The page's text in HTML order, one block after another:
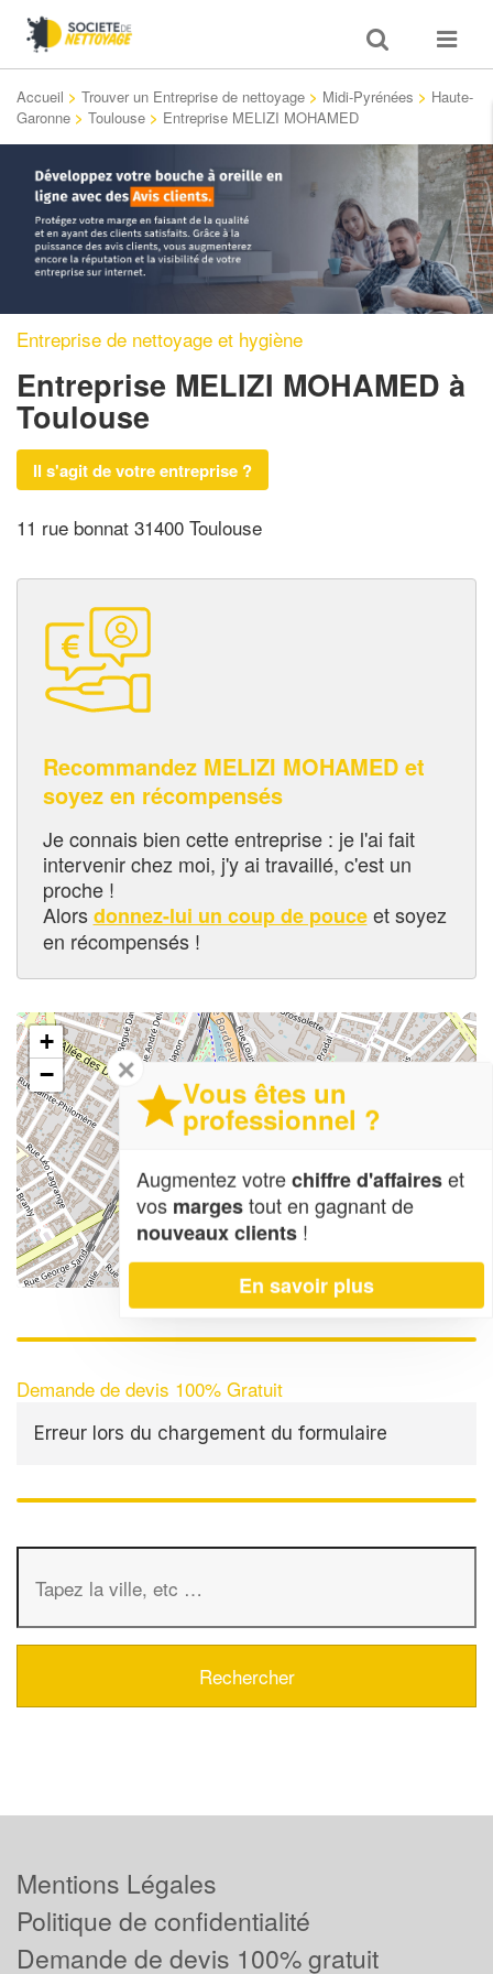
Toggle
search
Toggle
Accueil > Trouver un Entreprise de nettoyage > Midi-Pyrénées > Haute-
Garonne > Toulouse > Entreprise MELIZI MOHAMED
Entreprise de nettoyage et hygiène
Entreprise MELIZI MOHAMED à
Toulouse
Il s'agit de votre entreprise ?
11 rue bonnat 31400 Toulouse
Recommandez MELIZI MOHAMED et
soyez en récompensés
Je connais bien cette entreprise : je l'ai fait
intervenir chez moi, j'y ai travaillé, c'est un
proche !
Alorsdonnez-lui un coup de pouceet soyez
en récompensés !
+
−
| Map data ©OpenStreetMap contributors,
Demande de devis 100% Gratuit
Erreur lors du chargement du formulaire
✕
Vous êtes un
professionnel ?
Augmentez votrechiffre d'affaireset
vos margestout en gagnant de
nouveaux clients !
En savoir plus
Mentions Légales
Politique de confidentialité
Demande de devis 100% gratuit